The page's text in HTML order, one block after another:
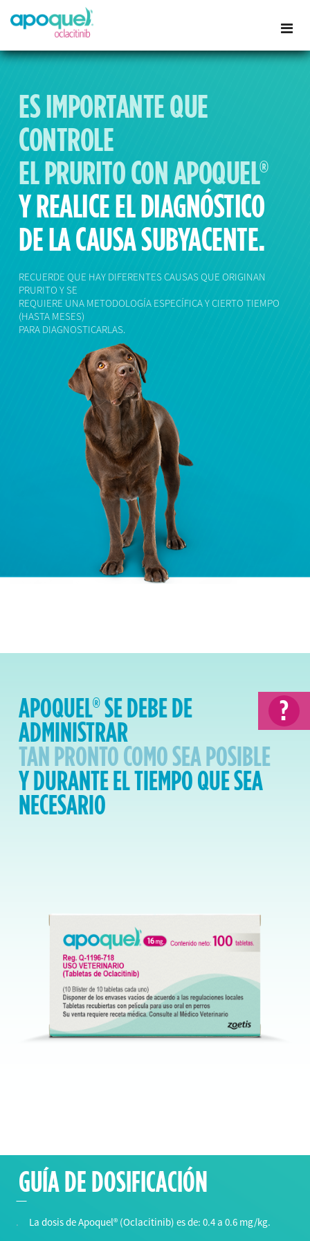
?
ES IMPORTANTE QUE
CONTROLE
EL PRURITO CON APOQUEL®
Y REALICE EL DIAGNÓSTICO
DE LA CAUSA SUBYACENTE.
RECUERDE QUE HAY DIFERENTES CAUSAS QUE ORIGINAN
PRURITO Y SE
REQUIERE UNA METODOLOGÍA ESPECÍFICA Y CIERTO TIEMPO
(HASTA MESES)
PARA DIAGNOSTICARLAS.
APOQUEL® SE DEBE DE
ADMINISTRAR
TAN PRONTO COMO SEA POSIBLE
Y DURANTE EL TIEMPO QUE SEA
NECESARIO
GUÍA DE DOSIFICACIÓN
La dosis de Apoquel® (Oclacitinib) es de: 0.4 a 0.6 mg/kg.